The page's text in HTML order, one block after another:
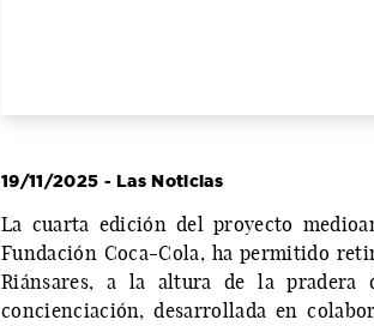
19/11/2025 - Las Noticias
La cuarta edición del proyecto
Fundación Coca-Cola, ha permitido
Riánsares, a la altura de la
concienciación, desarrollada en